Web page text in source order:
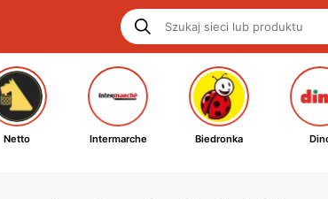
Netto Intermarche Biedronka